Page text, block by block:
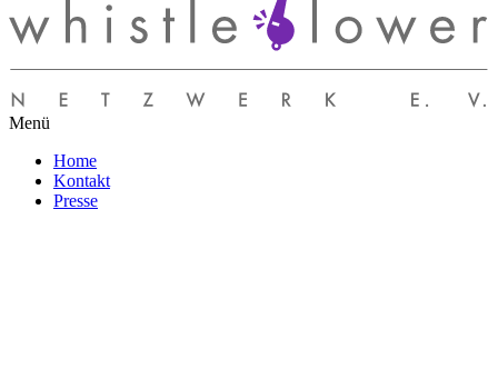
Menü
Home
Kontakt
Presse